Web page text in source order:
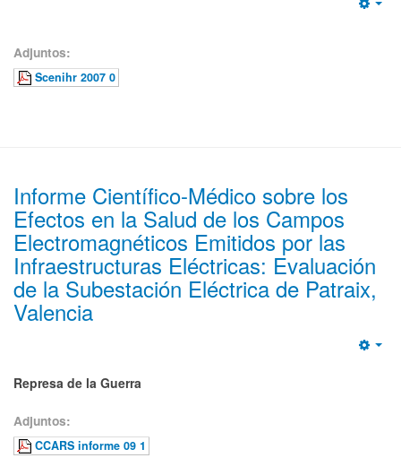
Adjuntos:
Scenihr 2007 0
Informe Científico-Médico sobre los
Efectos en la Salud de los Campos
Electromagnéticos Emitidos por las
Infraestructuras Eléctricas: Evaluación
de la Subestación Eléctrica de Patraix,
Valencia
Represa de la Guerra
Adjuntos:
CCARS informe 09 1